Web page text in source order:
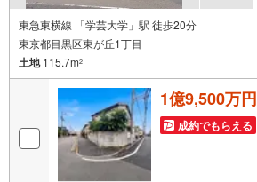
東急東横線 「学芸大学」駅 徒歩20分
東京都目黒区東が丘1丁目
土地115.7m2
1億9,500万円
成約でもらえる